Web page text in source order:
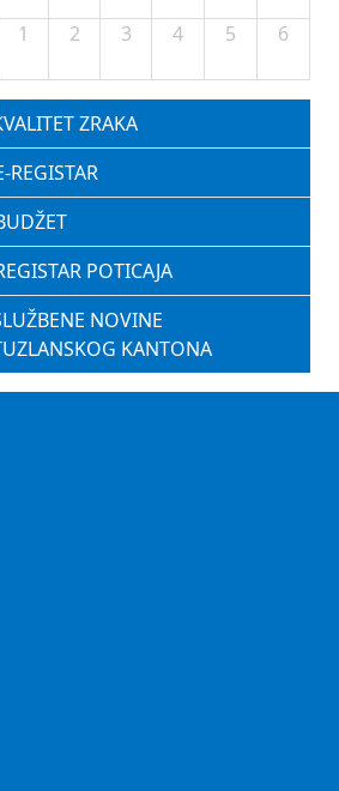
1 2 3 4 5 6
ZRAKA
REGISTAR
POTICAJA
NOVINE
KANTONA